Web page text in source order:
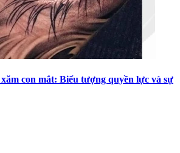
con mắt: Biểu tượng quyền lực và sự